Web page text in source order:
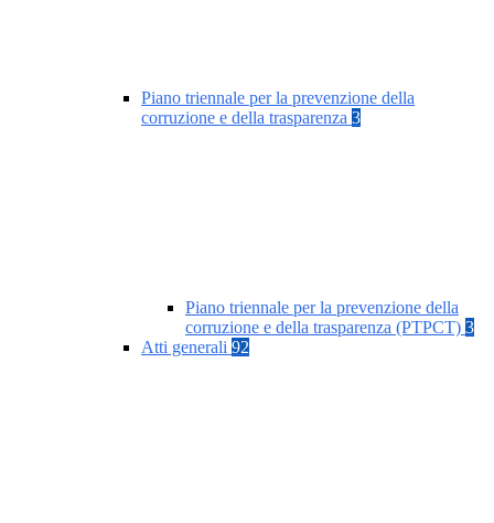
Piano triennale per la prevenzione della
corruzione e della trasparenza 3
Piano triennale per la prevenzione della
corruzione e della trasparenza (PTPCT) 3
Atti generali 92